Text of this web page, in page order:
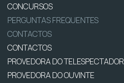
CONCURSOS
PERGUNTAS FREQUENTES
CONTACTOS
CONTACTOS
PROVEDORA DO TELESPECTADOR
PROVEDORA DO OUVINTE